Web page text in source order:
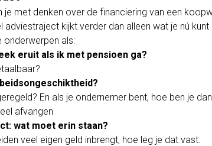
je met denken over de financiering van een
adviestraject kijkt verder dan alleen wat je nú
als:
eruit als ik met pensioen ga?
En als je ondernemer bent, hoe ben je
afvangen
wat moet erin staan?
veel eigen geld inbrengt, hoe leg je dat vast.